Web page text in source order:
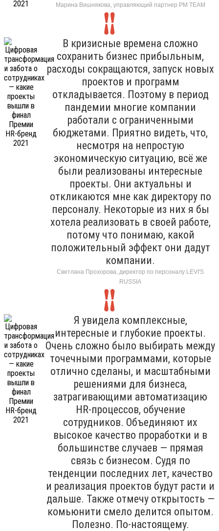
Марина Вишнякова, управляющий партнер РМ ТЕАМ
В кризисные времена сложно
сохранить бизнес прибыльным,
расходы сокращаются, запуск новых
проектов и программ
откладывается. Поэтому в период
пандемии многие компании
работали с ограниченными
бюджетами. Приятно видеть, что,
несмотря на непростую
экономическую ситуацию, всё же
были реализованы интересные
проекты. Они актуальны и
откликаются мне как директору по
персоналу. Некоторые из них я бы
хотела реализовать в своей работе,
потому что понимаю, какой
положительный эффект они дадут
компании.
Светлана Прохорова, директор по персоналу LEVI'S
RUSSIA
Я увидела комплексные,
интересные и глубокие проекты.
Очень сложно было выбирать между
точечными программами, которые
отлично сделаны, и масштабными
решениями для бизнеса,
затрагивающими автоматизацию
HR-процессов, обучение
сотрудников. Объединяют их
высокое качество проработки и в
большинстве случаев — прямая
связь с бизнесом. Судя по
тенденции последних лет, качество
и реализация проектов будут расти и
дальше. Также отмечу открытость —
комьюнити смело делится опытом.
Полезно. По-настоящему.